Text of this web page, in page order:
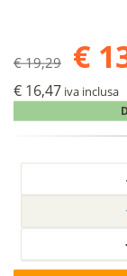
€ 19,29 €
€ 16,47 iva inclusa